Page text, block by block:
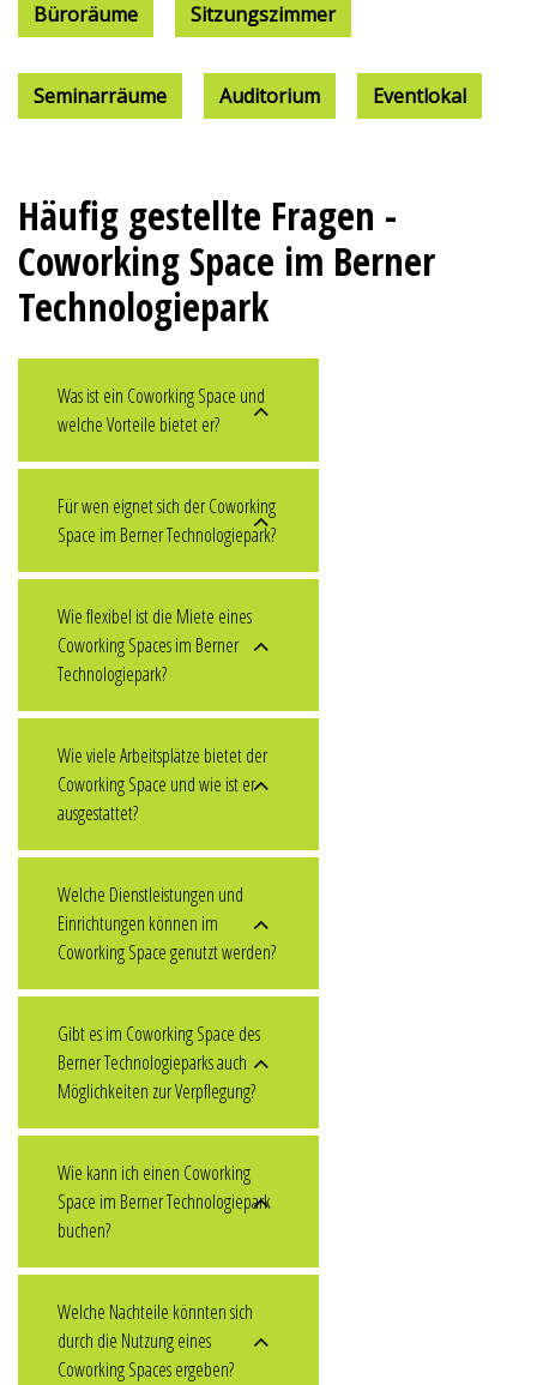
Büroräume Sitzungszimmer
Seminarräume Auditorium Eventlokal
Häufig gestellte Fragen -
Coworking Space im Berner
Technologiepark
Was ist ein Coworking Space und
welche Vorteile bietet er?
Für wen eignet sich der Coworking
Space im Berner Technologiepark?
Wie flexibel ist die Miete eines
Coworking Spaces im Berner
Technologiepark?
Wie viele Arbeitsplätze bietet der
Coworking Space und wie ist er
ausgestattet?
Welche Dienstleistungen und
Einrichtungen können im
Coworking Space genutzt werden?
Gibt es im Coworking Space des
Berner Technologieparks auch
Möglichkeiten zur Verpflegung?
Wie kann ich einen Coworking
Space im Berner Technologiepark
buchen?
Welche Nachteile könnten sich
durch die Nutzung eines
Coworking Spaces ergeben?